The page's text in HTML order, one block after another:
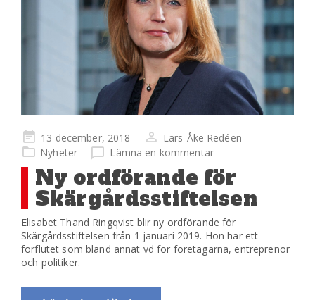
Publicerad
på
13 december, 2018
Lars-Åke Redéen
Nyheter
Lämna en kommentar
Ny ordförande för
Skärgårdsstiftelsen
Elisabet Thand Ringqvist blir ny ordförande för
Skärgårdsstiftelsen från 1 januari 2019. Hon har ett
förflutet som bland annat vd för företagarna, entreprenör
och politiker.